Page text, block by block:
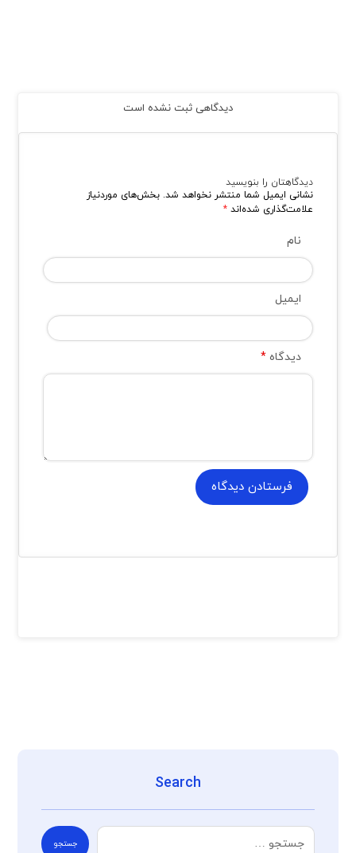
دیدگاهی ثبت نشده است
دیدگاهتان را بنویسید
نشانی ایمیل شما منتشر نخواهد شد. بخش‌های موردنیاز
علامت‌گذاری شده‌اند*
نام
ایمیل
دیدگاه*
فرستادن دیدگاه
Search
جستجو